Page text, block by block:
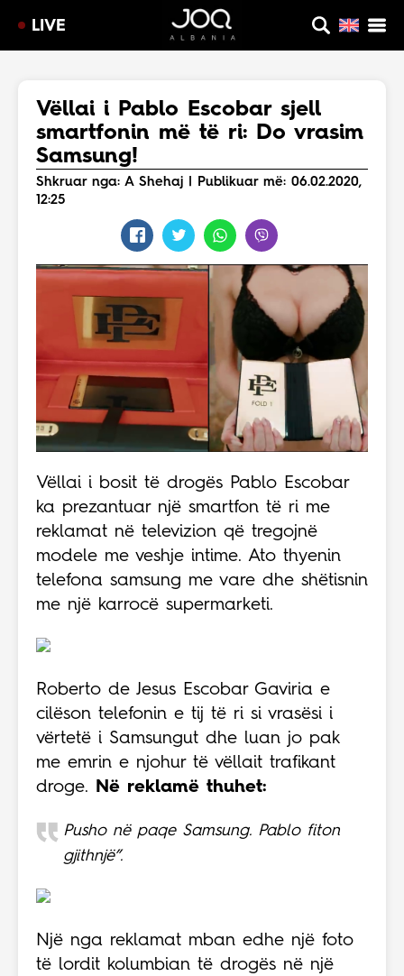
LIVE
Vëllai i Pablo Escobar sjell
smartfonin më të ri: Do vrasim
Samsung!
Shkruar nga: A Shehaj | Publikuar më: 06.02.2020,
12:25
Vëllai i bosit të drogës Pablo Escobar
ka prezantuar një smartfon të ri me
reklamat në televizion që tregojnë
modele me veshje intime. Ato thyenin
telefona samsung me vare dhe shëtisnin
me një karrocë supermarketi.
Roberto de Jesus Escobar Gaviria e
cilëson telefonin e tij të ri si vrasësi i
vërtetë i Samsungut dhe luan jo pak
me emrin e njohur të vëllait trafikant
droge. Në reklamë thuhet:
Pusho në paqe Samsung. Pablo fiton
gjithnjë”.
Një nga reklamat mban edhe një foto
të lordit kolumbian të drogës në një